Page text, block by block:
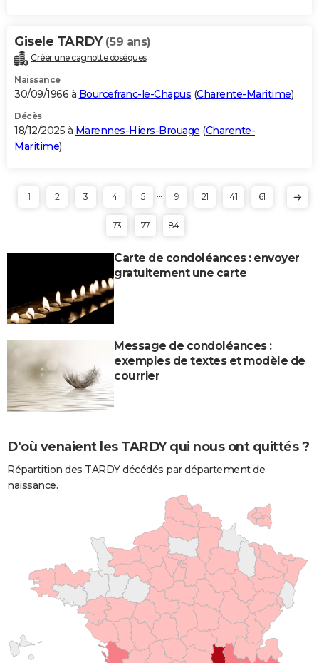
Gisele TARDY (59 ans)
Créer une cagnotte obsèques
Naissance
30/09/1966 à Bourcefranc-le-Chapus (Charente-Maritime)
Décès
18/12/2025 à Marennes-Hiers-Brouage (Charente-
Maritime)
1 2 3 4 5 ... 9 21 41 61
73 77 84
Carte de condoléances : envoyer
gratuitement une carte
Message de condoléances :
exemples de textes et modèle de
courrier
D'où venaient les TARDY qui nous ont quittés ?
Répartition des TARDY décédés par département de
naissance.